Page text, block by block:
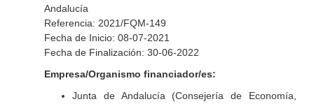
Andalucía
Referencia: 2021/FQM-149
Fecha de Inicio: 08-07-2021
Fecha de Finalización: 30-06-2022
Empresa/Organismo financiador/es:
Junta de Andalucía (Consejería de Economía,